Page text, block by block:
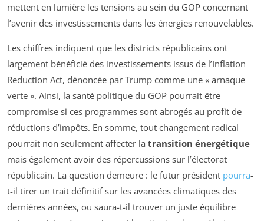
mettent en lumière les tensions au sein du GOP concernant
l’avenir des investissements dans les énergies renouvelables.
Les chiffres indiquent que les districts républicains ont
largement bénéficié des investissements issus de l’Inflation
Reduction Act, dénoncée par Trump comme une « arnaque
verte ». Ainsi, la santé politique du GOP pourrait être
compromise si ces programmes sont abrogés au profit de
réductions d’impôts. En somme, tout changement radical
pourrait non seulement affecter la transition énergétique
mais également avoir des répercussions sur l’électorat
républicain. La question demeure : le futur président pourra-
t-il tirer un trait définitif sur les avancées climatiques des
dernières années, ou saura-t-il trouver un juste équilibre